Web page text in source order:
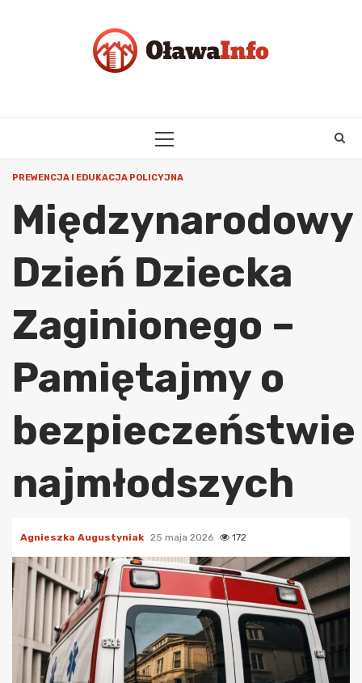
PRIMARY
PREWENCJA I EDUKACJA POLICYJNA
Międzynarodowy
Dzień Dziecka
Zaginionego –
Pamiętajmy o
bezpieczeństwie
najmłodszych
Agnieszka Augustyniak 25 maja 2026 172